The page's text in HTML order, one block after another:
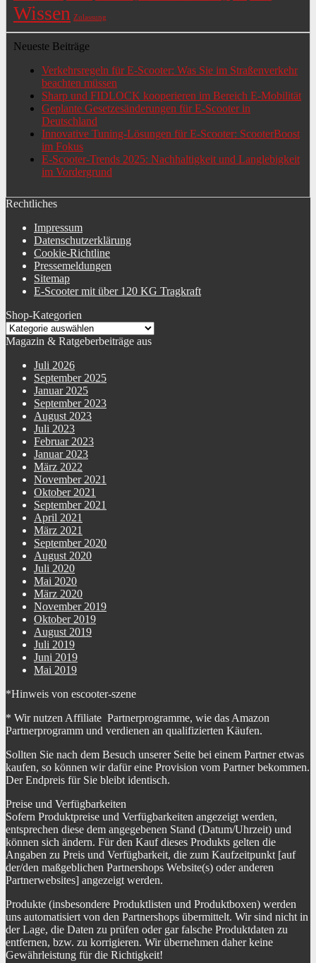
Wissen Zulassung
Neueste Beiträge
Verkehrsregeln für E-Scooter: Was Sie im Straßenverkehr
beachten müssen
Sharp und FIDLOCK kooperieren im Bereich E-Mobilität
Geplante Gesetzesänderungen für E-Scooter in
Deutschland
Innovative Tuning-Lösungen für E-Scooter: ScooterBoost
im Fokus
E-Scooter-Trends 2025: Nachhaltigkeit und Langlebigkeit
im Vordergrund
Rechtliches
Impressum
Datenschutzerklärung
Cookie-Richtline
Pressemeldungen
Sitemap
E-Scooter mit über 120 KG Tragkraft
Shop-Kategorien
Magazin & Ratgeberbeiträge aus
Juli 2026
September 2025
Januar 2025
September 2023
August 2023
Juli 2023
Februar 2023
Januar 2023
März 2022
November 2021
Oktober 2021
September 2021
April 2021
März 2021
September 2020
August 2020
Juli 2020
Mai 2020
März 2020
November 2019
Oktober 2019
August 2019
Juli 2019
Juni 2019
Mai 2019
*Hinweis von escooter-szene
* Wir nutzen Affiliate Partnerprogramme, wie das Amazon
Partnerprogramm und verdienen an qualifizierten Käufen.
Sollten Sie nach dem Besuch unserer Seite bei einem Partner etwas
kaufen, so können wir dafür eine Provision vom Partner bekommen.
Der Endpreis für Sie bleibt identisch.
Preise und Verfügbarkeiten
Sofern Produktpreise und Verfügbarkeiten angezeigt werden,
entsprechen diese dem angegebenen Stand (Datum/Uhrzeit) und
können sich ändern. Für den Kauf dieses Produkts gelten die
Angaben zu Preis und Verfügbarkeit, die zum Kaufzeitpunkt [auf
der/den maßgeblichen Partnershops Website(s) oder anderen
Partnerwebsites] angezeigt werden.
Produkte (insbesondere Produktlisten und Produktboxen) werden
uns automatisiert von den Partnershops übermittelt. Wir sind nicht in
der Lage, die Daten zu prüfen oder gar falsche Produktdaten zu
entfernen, bzw. zu korrigieren. Wir übernehmen daher keine
Gewährleistung für die Richtigkeit!